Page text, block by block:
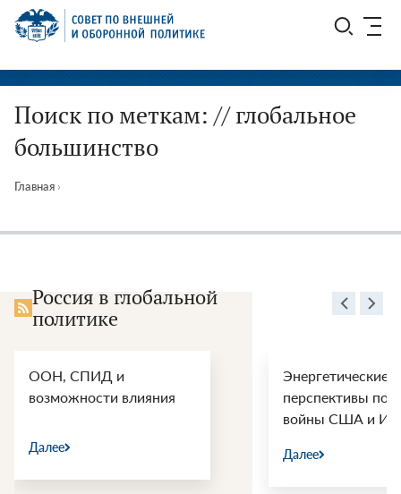
Перейти
СВОП
Поиск по меткам: // глобальное
большинство
Главная ›
Россия в глобальной
политике
ООН, СПИД и
возможности влияния
Далее
Энергетические
перспективы
войны США и
Далее